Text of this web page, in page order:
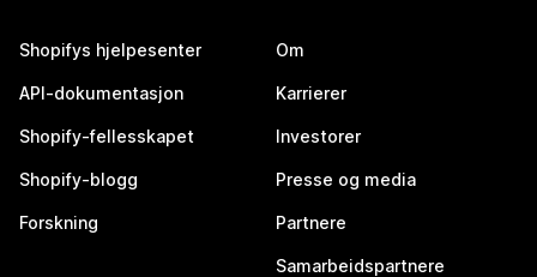
Shopifys hjelpesenter
API-dokumentasjon
Shopify-fellesskapet
Shopify-blogg
Forskning
Om
Karrierer
Investorer
Presse og media
Partnere
Samarbeidspartnere